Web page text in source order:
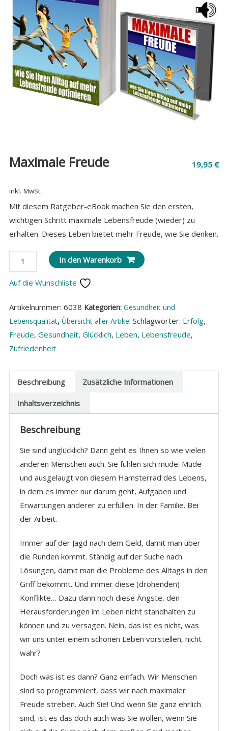
Maximale Freude 19,95€
inkl. MwSt.
Mit diesem Ratgeber-eBook machen Sie den ersten,
wichtigen Schritt maximale Lebensfreude (wieder) zu
erhalten. Dieses Leben bietet mehr Freude, wie Sie denken.
Maximale
Freude
Menge
In den Warenkorb
Auf die Wunschliste
Artikelnummer: 6038 Kategorien: Gesundheit und
Lebensqualität, Übersicht aller Artikel Schlagwörter: Erfolg,
Freude, Gesundheit, Glücklich, Leben, Lebensfreude,
Zufriedenheit
Beschreibung Zusätzliche Informationen
Inhaltsverzeichnis
Beschreibung
Sie sind unglücklich? Dann geht es Ihnen so wie vielen
anderen Menschen auch. Sie fühlen sich müde. Müde
und ausgelaugt von diesem Hamsterrad des Lebens,
in dem es immer nur darum geht, Aufgaben und
Erwartungen anderer zu erfüllen. In der Familie. Bei
der Arbeit.
Immer auf der Jagd nach dem Geld, damit man über
die Runden kommt. Ständig auf der Suche nach
Lösungen, damit man die Probleme des Alltags in den
Griff bekommt. Und immer diese (drohenden)
Konflikte… Dazu dann noch diese Ängste, den
Herausforderungen im Leben nicht standhalten zu
können und zu versagen. Nein, das ist es nicht, was
wir uns unter einem schönen Leben vorstellen, nicht
wahr?
Doch was ist es dann? Ganz einfach. Wir Menschen
sind so programmiert, dass wir nach maximaler
Freude streben. Auch Sie! Und wenn Sie ganz ehrlich
sind, ist es das doch auch was Sie wollen, wenn Sie